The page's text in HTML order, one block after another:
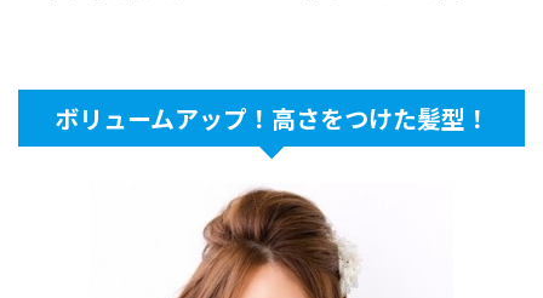
ボリュームアップ！高さをつけた髪型！